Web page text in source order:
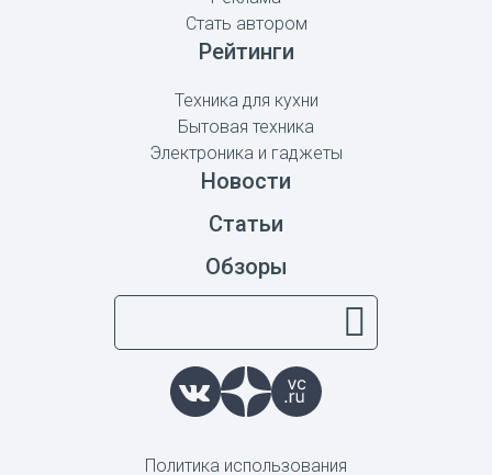
Стать автором
Рейтинги
Техника для кухни
Бытовая техника
Электроника и гаджеты
Новости
Статьи
Обзоры
Политика использования